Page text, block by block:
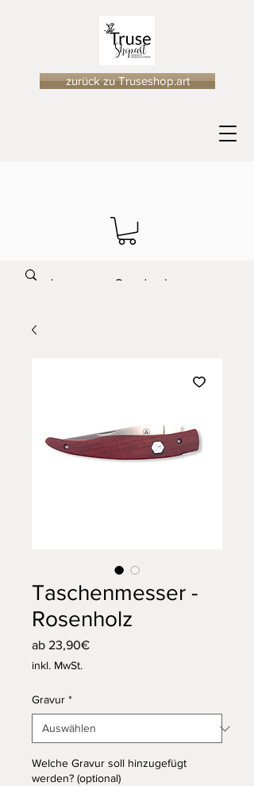
zurück zu Truseshop.art
Taschenmesser -
Rosenholz
ab 23,90€Sale-
inkl. MwSt.
Gravur *
Welche Gravur soll hinzugefügt
werden? (optional)